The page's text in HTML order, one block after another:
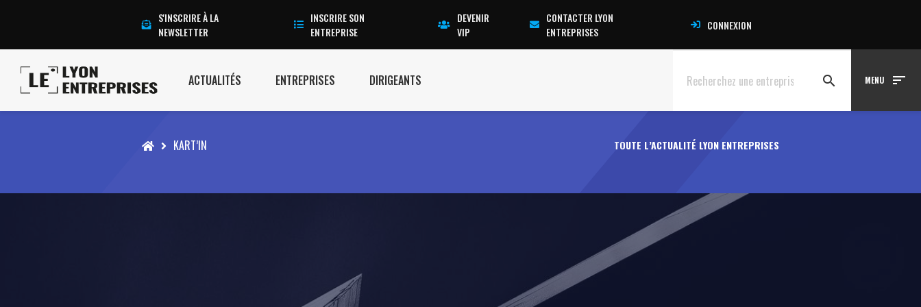
S'INSCRIRE À LA
NEWSLETTER
INSCRIRE SON
ENTREPRISE
DEVENIR
VIP
CONTACTER LYON
ENTREPRISES
CONNEXION
ACTUALITÉS ENTREPRISES DIRIGEANTS search MENU sort
Accueil KART’IN TOUTE L’ACTUALITÉ LYON ENTREPRISES